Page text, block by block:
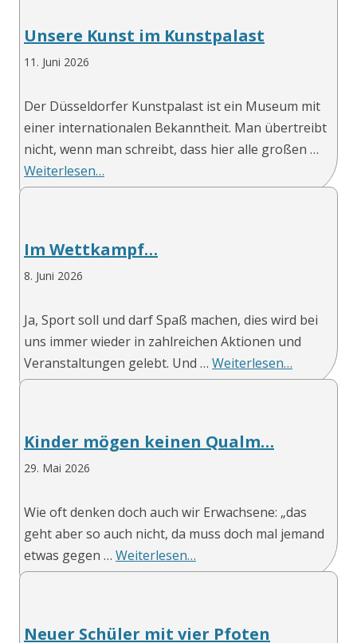
Unsere Kunst im Kunstpalast
11. Juni 2026
Der Düsseldorfer Kunstpalast ist ein Museum mit
einer internationalen Bekanntheit. Man übertreibt
nicht, wenn man schreibt, dass hier alle großen …
Weiterlesen…
Im Wettkampf…
8. Juni 2026
Ja, Sport soll und darf Spaß machen, dies wird bei
uns immer wieder in zahlreichen Aktionen und
Veranstaltungen gelebt. Und … Weiterlesen…
Kinder mögen keinen Qualm…
29. Mai 2026
Wie oft denken doch auch wir Erwachsene: „das
geht aber so auch nicht, da muss doch mal jemand
etwas gegen … Weiterlesen…
Neuer Schüler mit vier Pfoten